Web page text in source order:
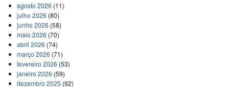
agosto 2026 (11)
julho 2026 (80)
junho 2026 (58)
maio 2026 (70)
abril 2026 (74)
março 2026 (71)
fevereiro 2026 (53)
janeiro 2026 (59)
dezembro 2025 (92)